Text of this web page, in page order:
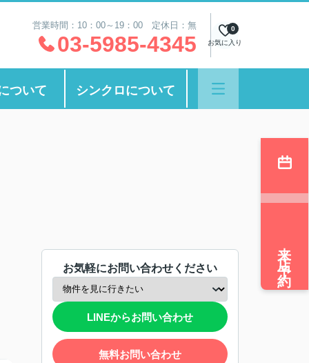
営業時間：10：00～19：00 定休日：無
03-5985-4345 お気に入り
0
ついて シンクロについて
お気軽にお問い合わせください
LINEからお問い合わせ
無料お問い合わせ
来店予約